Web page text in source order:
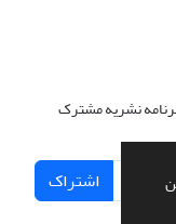
نشریه مشترک
اشتراک